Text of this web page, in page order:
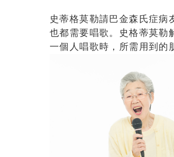
史蒂格莫勒請巴金森氏症病
也都需要唱歌。 史格蒂莫勒
一個人唱歌時，所需用到的